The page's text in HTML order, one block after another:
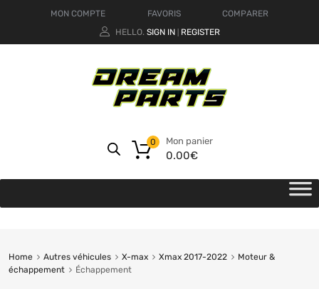
MON COMPTE FAVORIS
COMPARER
HELLO. SIGN IN REGISTER
Mon panier
0.00€
0
Home Autres véhicules X-max Xmax 2017-2022
Moteur &
échappement
Échappement